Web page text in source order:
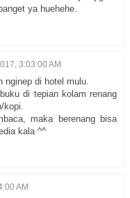
ya huehehe.
3:03:00 AM
nginep di hotel mulu.
di tepian kolam renang
kopi.
maka berenang bisa
kala ^^
AM